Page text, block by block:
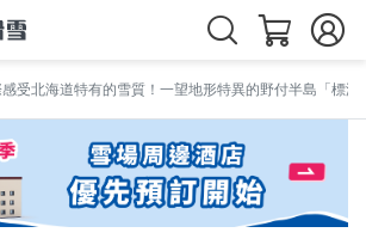
受北海道特有的雪質！一望地形特異的野付半島「標津